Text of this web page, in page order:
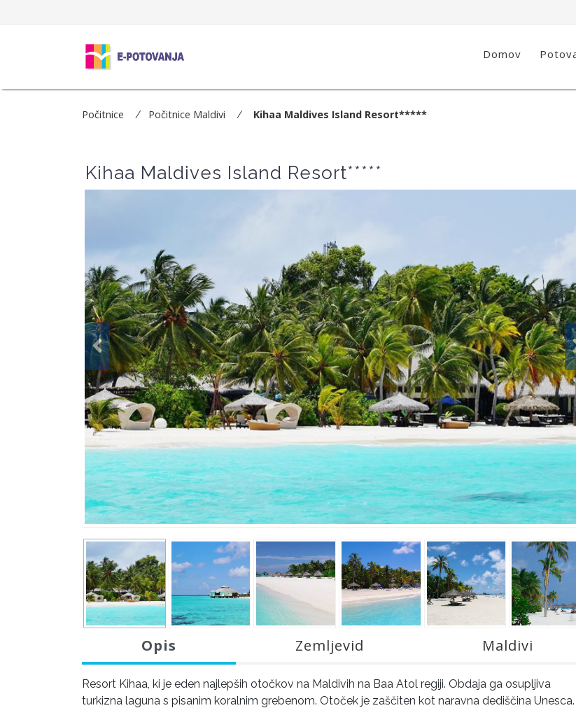
Domov
Počitnice Počitnice Maldivi Kihaa Maldives Island Resort*****
Kihaa Maldives Island Resort*****
Opis Zemljevid Maldivi
Resort Kihaa, ki je eden najlepših otočkov na Maldivih na Baa Atol regiji. Obdaja ga osupljiva
turkizna laguna s pisanim koralnim grebenom. Otoček je zaščiten kot naravna dediščina